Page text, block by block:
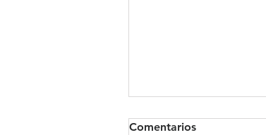
Comentarios